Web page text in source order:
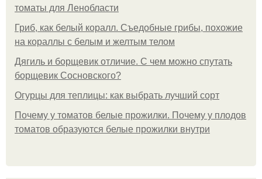
томаты для Ленобласти
Гриб, как белый коралл. Съедобные грибы, похожие
на кораллы с белым и желтым телом
Дягиль и борщевик отличие. С чем можно спутать
борщевик Сосновского?
Огурцы для теплицы: как выбрать лучший сорт
Почему у томатов белые прожилки. Почему у плодов
томатов образуются белые прожилки внутри